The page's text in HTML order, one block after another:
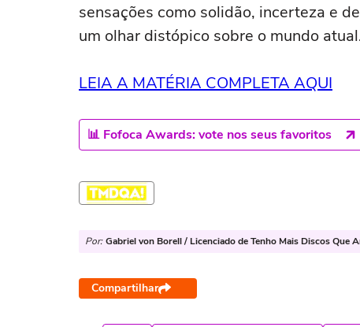
sensações como solidão, incerteza e
um olhar distópico sobre o mundo
LEIA A MATÉRIA COMPLETA AQUI
📊 Fofoca Awards: vote nos seus favoritos
Por: Gabriel von Borell / Licenciado de Tenho Mais Discos Que
Compartilhar